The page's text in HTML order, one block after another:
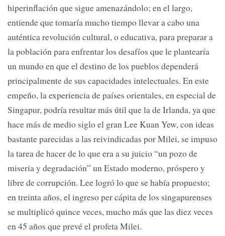
hiperinflación que sigue amenazándolo; en el largo,
entiende que tomaría mucho tiempo llevar a cabo una
auténtica revolución cultural, o educativa, para preparar a
la población para enfrentar los desafíos que le plantearía
un mundo en que el destino de los pueblos dependerá
principalmente de sus capacidades intelectuales. En este
empeño, la experiencia de países orientales, en especial de
Singapur, podría resultar más útil que la de Irlanda, ya que
hace más de medio siglo el gran Lee Kuan Yew, con ideas
bastante parecidas a las reivindicadas por Milei, se impuso
la tarea de hacer de lo que era a su juicio “un pozo de
miseria y degradación” un Estado moderno, próspero y
libre de corrupción. Lee logró lo que se había propuesto;
en treinta años, el ingreso per cápita de los singapurenses
se multiplicó quince veces, mucho más que las diez veces
en 45 años que prevé el profeta Milei.